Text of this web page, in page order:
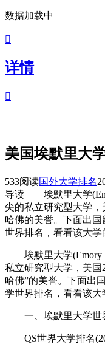
数据加载中

详情

美国埃默里大
533阅读国外大学排名
导读 埃默里大学
尖的私立研究型大学
哈佛的美誉。下面出
世界排名，看看该大
埃默里大学(Emory
私立研究型大学，美国
哈佛”的美誉。下面出
学世界排名，看看该大
一、埃默里大学世
QS世界大学排名